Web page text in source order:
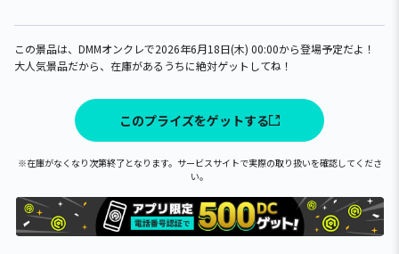
この景品は、DMMオンクレで2026年6月18日(木) 00:00から登場予定だよ！
大人気景品だから、在庫があるうちに絶対ゲットしてね！
このプライズをゲットする
※在庫がなくなり次第終了となります。サービスサイトで実際の取り扱いを確認してくださ
い。